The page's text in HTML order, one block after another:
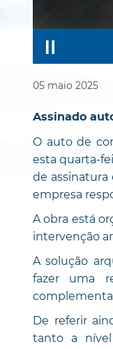
05 maio 2025
Assinado
O auto de
esta quarta-
de
empresa
A obra está
intervenção
A solução
fazer uma
De referir
tanto a